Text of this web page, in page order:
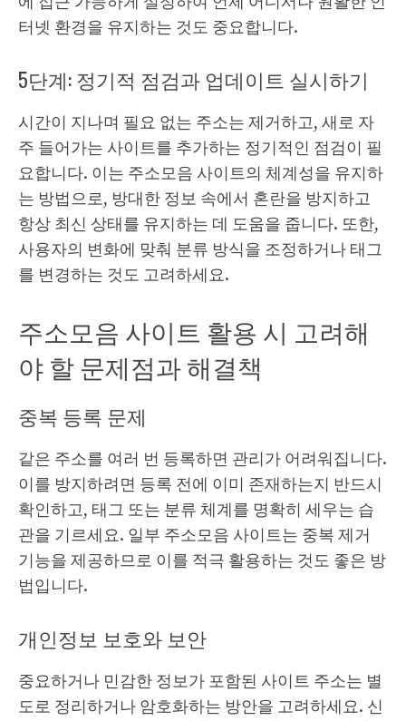
터넷 환경을 유지하는 것도 중요합니다.
5단계: 정기적 점검과 업데이트 실시하기
시간이 지나며 필요 없는 주소는 제거하고, 새로 자
주 들어가는 사이트를 추가하는 정기적인 점검이 필
요합니다. 이는 주소모음 사이트의 체계성을 유지하
는 방법으로, 방대한 정보 속에서 혼란을 방지하고
항상 최신 상태를 유지하는 데 도움을 줍니다. 또한,
사용자의 변화에 맞춰 분류 방식을 조정하거나 태그
를 변경하는 것도 고려하세요.
주소모음 사이트 활용 시 고려해
야 할 문제점과 해결책
중복 등록 문제
같은 주소를 여러 번 등록하면 관리가 어려워집니다.
이를 방지하려면 등록 전에 이미 존재하는지 반드시
확인하고, 태그 또는 분류 체계를 명확히 세우는 습
관을 기르세요. 일부 주소모음 사이트는 중복 제거
기능을 제공하므로 이를 적극 활용하는 것도 좋은 방
법입니다.
개인정보 보호와 보안
중요하거나 민감한 정보가 포함된 사이트 주소는 별
도로 정리하거나 암호화하는 방안을 고려하세요. 신